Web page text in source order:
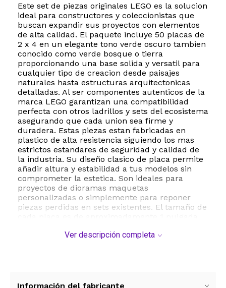
Este set de piezas originales LEGO es la solucion
ideal para constructores y coleccionistas que
buscan expandir sus proyectos con elementos
de alta calidad. El paquete incluye 50 placas de
2 x 4 en un elegante tono verde oscuro tambien
conocido como verde bosque o tierra
proporcionando una base solida y versatil para
cualquier tipo de creacion desde paisajes
naturales hasta estructuras arquitectonicas
detalladas. Al ser componentes autenticos de la
marca LEGO garantizan una compatibilidad
perfecta con otros ladrillos y sets del ecosistema
asegurando que cada union sea firme y
duradera. Estas piezas estan fabricadas en
plastico de alta resistencia siguiendo los mas
estrictos estandares de seguridad y calidad de
la industria. Su diseño clasico de placa permite
añadir altura y estabilidad a tus modelos sin
comprometer la estetica. Son ideales para
proyectos de dioramas maquetas
personalizadas o simplemente para reponer
piezas perdidas en sets existentes. El tamaño de
usuarios a partir de los 12 años fomentando el
recurso indispensable para entusiastas que
Ver descripción completa
Información del fabricante